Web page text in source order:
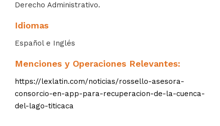
Derecho Administrativo.
Idiomas
Español e Inglés
Menciones y Operaciones Relevantes:
https://lexlatin.com/noticias/rossello-asesora-
consorcio-en-app-para-recuperacion-de-la-cuenca-
del-lago-titicaca